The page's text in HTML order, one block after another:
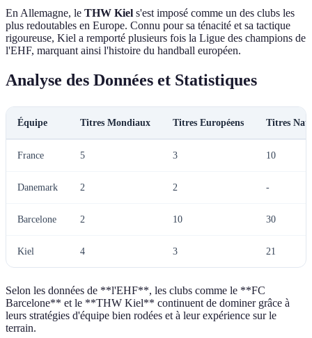
En Allemagne, le THW Kiel s'est imposé comme un des clubs les
plus redoutables en Europe. Connu pour sa ténacité et sa tactique
rigoureuse, Kiel a remporté plusieurs fois la Ligue des champions de
l'EHF, marquant ainsi l'histoire du handball européen.
Analyse des Données et Statistiques
Équipe Titres Mondiaux Titres Européens Titres
France 5 3 10
Danemark 2 2 -
Barcelone 2 10 30
Kiel 4 3 21
Selon les données de **l'EHF**, les clubs comme le **FC
Barcelone** et le **THW Kiel** continuent de dominer grâce à
leurs stratégies d'équipe bien rodées et à leur expérience sur le
terrain.